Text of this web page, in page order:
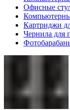
Офисные
Картриджи
Чернила для